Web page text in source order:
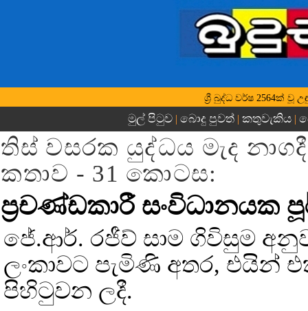
ශ්‍රී බුද්ධ වර්ෂ 2564ක් වූ
මුල් පිටුව | බොදු පුවත් | කතුවැකිය |
තිස් වසරක යුද්ධය මැද
කතාව - 31 කොටස:
ප්‍රචණ්ඩකාරී සංවිධානයක
ජේ.ආර්. රජීව් සාම ගිවිසුම
ලංකාවට පැමිණි අතර, එයින්
පිහිටුවන ලදී.